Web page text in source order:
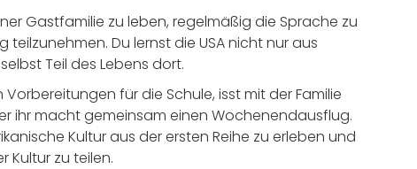
Gastfamilie zu leben, regelmäßig die Sprache zu
Du lernst die USA nicht nur aus
Teil des Lebens dort.
für die Schule, isst mit der Familie
ihr macht gemeinsam einen Wochenendausflug.
Kultur aus der ersten Reihe zu erleben und
Kultur zu teilen.